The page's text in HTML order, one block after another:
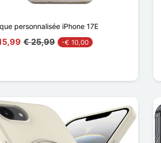
personnalisée iPhone 17E
€ 25,99 -€ 10,00